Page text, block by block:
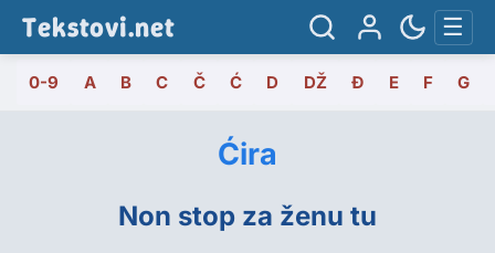
Tekstovi.net ☰
0-9 A B C Č Ć D DŽ Đ E F G
Ćira
Non stop za ženu tu